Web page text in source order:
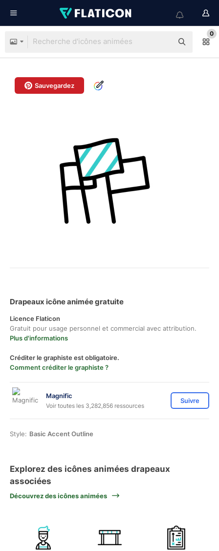
0
Sauvegardez
Drapeaux icône animée gratuite
Licence Flaticon
Gratuit pour usage personnel et commercial avec attribution.
Plus d'informations
Créditer le graphiste est obligatoire.
Comment créditer le graphiste ?
Magnific
Voir toutes les 3,282,856 ressources
Suivre
Style: Basic Accent Outline
Explorez des icônes animées drapeaux
associées
Découvrez des icônes animées